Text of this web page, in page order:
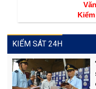
KIỂM SÁT 24H